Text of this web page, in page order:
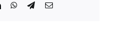
LinkedInWhatsApp
Telegram
E-